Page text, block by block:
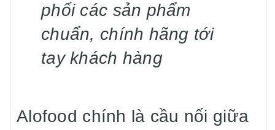
phối các sản phẩm
chuẩn, chính hãng tới
tay khách hàng
Alofood chính là cầu nối giữa